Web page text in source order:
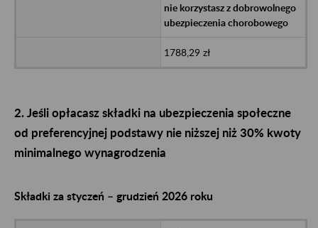
nie korzystasz z dobrowolnego
ubezpieczenia chorobowego
1788,29 zł
2. Jeśli opłacasz składki na ubezpieczenia społeczne
od preferencyjnej podstawy nie niższej niż 30% kwoty
minimalnego wynagrodzenia
Składki za styczeń – grudzień 2026 roku